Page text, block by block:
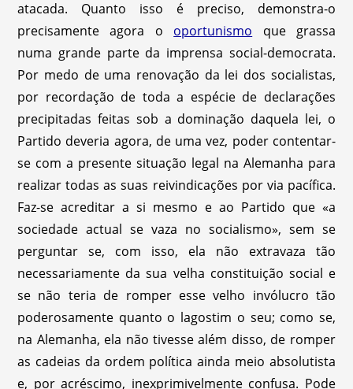
atacada. Quanto isso é preciso, demonstra-o
precisamente agora o oportunismo que grassa
numa grande parte da imprensa social-democrata.
Por medo de uma renovação da lei dos socialistas,
por recordação de toda a espécie de declarações
precipitadas feitas sob a dominação daquela lei, o
Partido deveria agora, de uma vez, poder contentar-
se com a presente situação legal na Alemanha para
realizar todas as suas reivindicações por via pacífica.
Faz-se acreditar a si mesmo e ao Partido que «a
sociedade actual se vaza no socialismo», sem se
perguntar se, com isso, ela não extravaza tão
necessariamente da sua velha constituição social e
se não teria de romper esse velho invólucro tão
poderosamente quanto o lagostim o seu; como se,
na Alemanha, ela não tivesse além disso, de romper
as cadeias da ordem política ainda meio absolutista
e, por acréscimo, inexprimivelmente confusa. Pode